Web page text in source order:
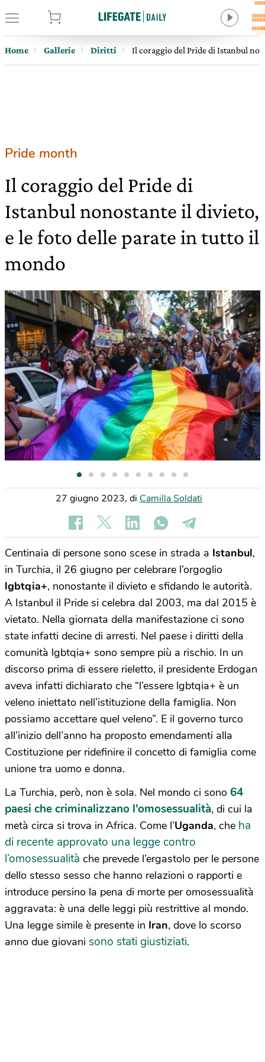
Home Gallerie Diritti Il coraggio del Pride di Istanbul
Pride month
Il coraggio del Pride di
Istanbul nonostante il divieto,
e le foto delle parate in tutto il
mondo
27 giugno 2023, di Camilla Soldati
Centinaia di persone sono scese in strada a Istanbul,
in Turchia, il 26 giugno per celebrare l’orgoglio
lgbtqia+, nonostante il divieto e sfidando le autorità.
A Istanbul il Pride si celebra dal 2003, ma dal 2015 è
vietato. Nella giornata della manifestazione ci sono
state infatti decine di arresti. Nel paese i diritti della
comunità lgbtqia+ sono sempre più a rischio. In un
discorso prima di essere rieletto, il presidente Erdogan
aveva infatti dichiarato che “l’essere lgbtqia+ è un
veleno iniettato nell’istituzione della famiglia. Non
possiamo accettare quel veleno”. E il governo turco
all’inizio dell’anno ha proposto emendamenti alla
Costituzione per ridefinire il concetto di famiglia come
unione tra uomo e donna.
La Turchia, però, non è sola. Nel mondo ci sono 64
paesi che criminalizzano l’omosessualità, di cui la
metà circa si trova in Africa. Come l’Uganda, che ha
di recente approvato una legge contro
l’omosessualità che prevede l’ergastolo per le persone
dello stesso sesso che hanno relazioni o rapporti e
introduce persino la pena di morte per omosessualità
aggravata: è una delle leggi più restrittive al mondo.
Una legge simile è presente in Iran, dove lo scorso
anno due giovani sono stati giustiziati.